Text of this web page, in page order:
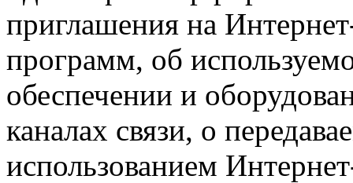
приглашения на
программ, об
обеспечении и
каналах связи, о
использованием